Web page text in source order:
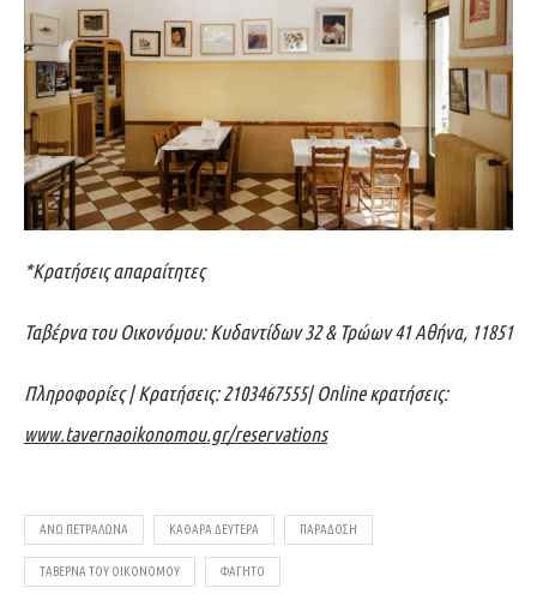
*Κρατήσεις απαραίτητες
Ταβέρνα του Οικονόμου: Κυδαντίδων 32 & Τρώων 41 Αθήνα, 11851
Πληροφορίες | Κρατήσεις: 2103467555| Online κρατήσεις:
www.tavernaoikonomou.gr/reservations
ΆΝΩ ΠΕΤΡΆΛΩΝΑ ΚΑΘΑΡΆ ΔΕΥΤΈΡΑ ΠΑΡΆΔΟΣΗ
ΤΑΒΕΡΝΑ ΤΟΥ ΟΙΚΟΝΟΜΟΥ ΦΑΓΗΤΌ